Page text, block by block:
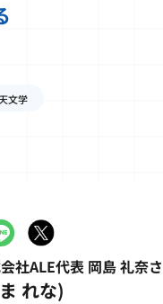
文学
社ALE代表 岡島 礼奈
れな)